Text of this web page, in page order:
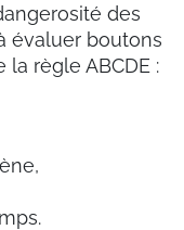
des
évaluer boutons
règle ABCDE :